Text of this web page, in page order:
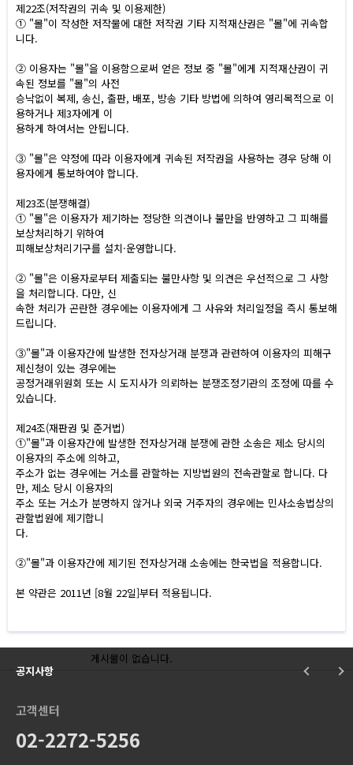
제22조(저작권의 귀속 및 이용제한)
① "몰"이 작성한 저작물에 대한 저작권 기타 지적재산권은 "몰"에 귀속합
니다.
② 이용자는 "몰"을 이용함으로써 얻은 정보 중 "몰"에게 지적재산권이 귀
속된 정보를 "몰"의 사전
승낙없이 복제, 송신, 출판, 배포, 방송 기타 방법에 의하여 영리목적으로 이
용하거나 제3자에게 이
용하게 하여서는 안됩니다.
③ "몰"은 약정에 따라 이용자에게 귀속된 저작권을 사용하는 경우 당해 이
용자에게 통보하여야 합니다.
제23조(분쟁해결)
① "몰"은 이용자가 제기하는 정당한 의견이나 불만을 반영하고 그 피해를
보상처리하기 위하여
피해보상처리기구를 설치·운영합니다.
② "몰"은 이용자로부터 제출되는 불만사항 및 의견은 우선적으로 그 사항
을 처리합니다. 다만, 신
속한 처리가 곤란한 경우에는 이용자에게 그 사유와 처리일정을 즉시 통보해
드립니다.
③"몰"과 이용자간에 발생한 전자상거래 분쟁과 관련하여 이용자의 피해구
제신청이 있는 경우에는
공정거래위원회 또는 시 도지사가 의뢰하는 분쟁조정기관의 조정에 따를 수
있습니다.
제24조(재판권 및 준거법)
①"몰"과 이용자간에 발생한 전자상거래 분쟁에 관한 소송은 제소 당시의
이용자의 주소에 의하고,
주소가 없는 경우에는 거소를 관할하는 지방법원의 전속관할로 합니다. 다
만, 제소 당시 이용자의
주소 또는 거소가 분명하지 않거나 외국 거주자의 경우에는 민사소송법상의
관할법원에 제기합니
다.
②"몰"과 이용자간에 제기된 전자상거래 소송에는 한국법을 적용합니다.
본 약관은 2011년 [8월 22일]부터 적용됩니다.
공지사항
게시물이 없습니다.
고객센터
02-2272-5256